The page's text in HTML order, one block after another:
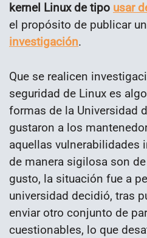
kernel Linux de tipo usar
el propósito de publicar un
investigación.
Que se realicen
seguridad de Linux es
formas de la Universidad
gustaron a los
aquellas vulnerabilidades
de manera sigilosa son
gusto, la situación fue a
universidad decidió, tras
enviar otro conjunto de
cuestionables, lo que